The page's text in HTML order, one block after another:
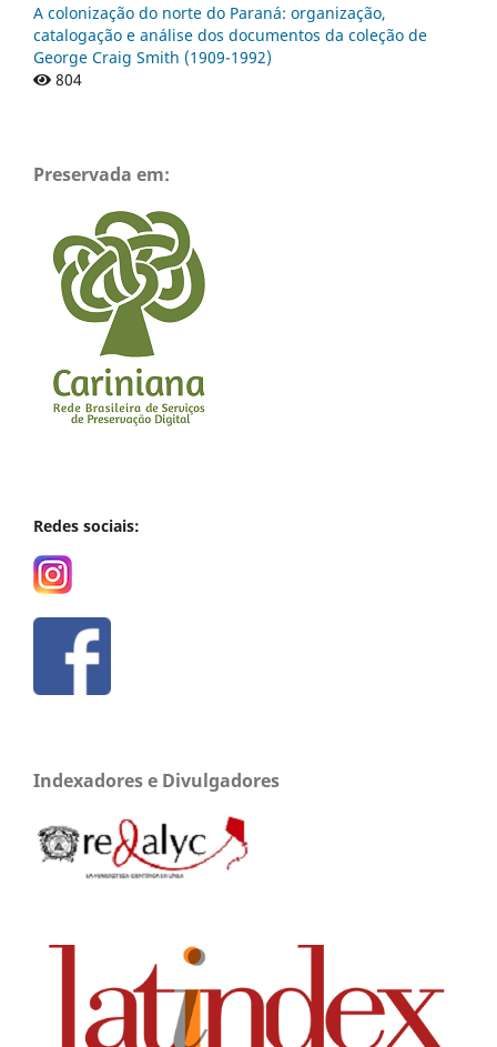
A colonização do norte do Paraná: organização,
catalogação e análise dos documentos da coleção de
George Craig Smith (1909-1992)
804
Preservada em:
Redes sociais:
Indexadores e Divulgadores